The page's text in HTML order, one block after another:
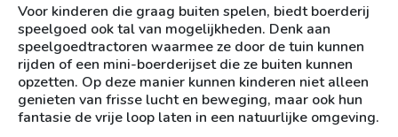
Voor kinderen die graag buiten spelen, biedt boerderij
speelgoed ook tal van mogelijkheden. Denk aan
speelgoedtractoren waarmee ze door de tuin kunnen
rijden of een mini-boerderijset die ze buiten kunnen
opzetten. Op deze manier kunnen kinderen niet alleen
genieten van frisse lucht en beweging, maar ook hun
fantasie de vrije loop laten in een natuurlijke omgeving.